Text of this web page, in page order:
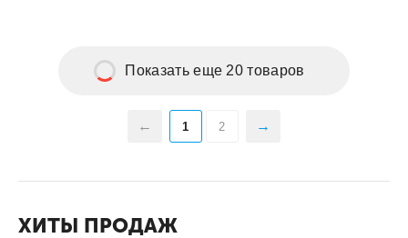
Показать еще 20 товаров
1 2
ХИТЫ ПРОДАЖ